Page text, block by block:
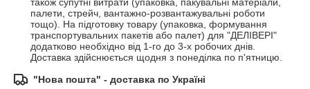
палети, стрейч, вантажно-розвантажувальні роботи
тощо). На підготовку товару (упаковка, формування
транспортувальних пакетів або палет) для "ДЕЛІВЕРІ"
додатково необхідно від 1-го до 3-х робочих днів.
Доставка здійснюється щодня з понеділка по п'ятницю.
"Нова пошта" - доставка по Україні